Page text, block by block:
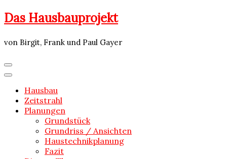
Skip
to
Das Hausbauprojekt
von Birgit, Frank und Paul Gayer
Hausbau
Zeitstrahl
Planungen
Grundstück
Grundriss / Ansichten
Haustechnikplanung
Fazit